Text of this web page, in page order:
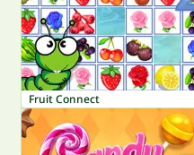
Fruit Connect